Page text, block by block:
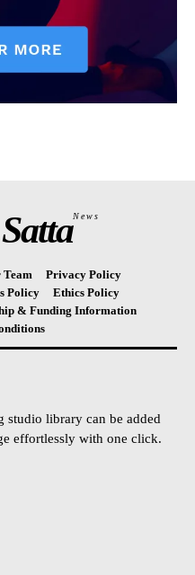
News
Team
Privacy Policy
Policy
Ethics Policy
& Funding Information
studio library can be added
effortlessly with one click.